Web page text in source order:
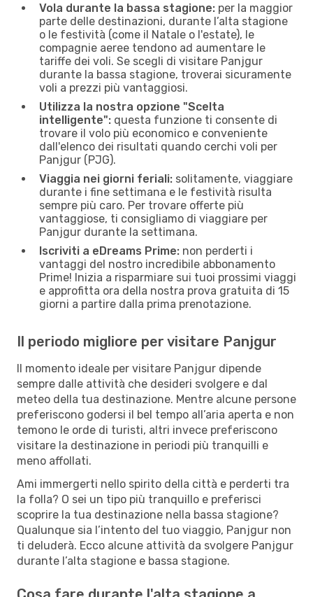
Vola durante la bassa stagione: per la maggior
parte delle destinazioni, durante l’alta stagione
o le festività (come il Natale o l'estate), le
compagnie aeree tendono ad aumentare le
tariffe dei voli. Se scegli di visitare Panjgur
durante la bassa stagione, troverai sicuramente
voli a prezzi più vantaggiosi.
Utilizza la nostra opzione "Scelta
intelligente": questa funzione ti consente di
trovare il volo più economico e conveniente
dall'elenco dei risultati quando cerchi voli per
Panjgur (PJG).
Viaggia nei giorni feriali: solitamente, viaggiare
durante i fine settimana e le festività risulta
sempre più caro. Per trovare offerte più
vantaggiose, ti consigliamo di viaggiare per
Panjgur durante la settimana.
Iscriviti a eDreams Prime: non perderti i
vantaggi del nostro incredibile abbonamento
Prime! Inizia a risparmiare sui tuoi prossimi viaggi
e approfitta ora della nostra prova gratuita di 15
giorni a partire dalla prima prenotazione.
Il periodo migliore per visitare Panjgur
Il momento ideale per visitare Panjgur dipende
sempre dalle attività che desideri svolgere e dal
meteo della tua destinazione. Mentre alcune persone
preferiscono godersi il bel tempo all’aria aperta e non
temono le orde di turisti, altri invece preferiscono
visitare la destinazione in periodi più tranquilli e
meno affollati.
Ami immergerti nello spirito della città e perderti tra
la folla? O sei un tipo più tranquillo e preferisci
scoprire la tua destinazione nella bassa stagione?
Qualunque sia l’intento del tuo viaggio, Panjgur non
ti deluderà. Ecco alcune attività da svolgere Panjgur
durante l’alta stagione e bassa stagione.